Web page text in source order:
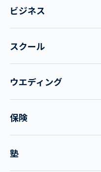
ビジネス
スクール
ウエディング
保険
塾